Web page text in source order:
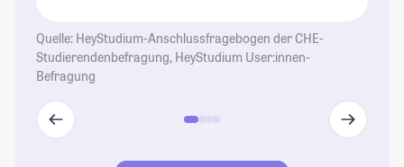
Quelle: HeyStudium-Anschlussfragebogen der CHE-
Studierendenbefragung, HeyStudium User:innen-
Befragung